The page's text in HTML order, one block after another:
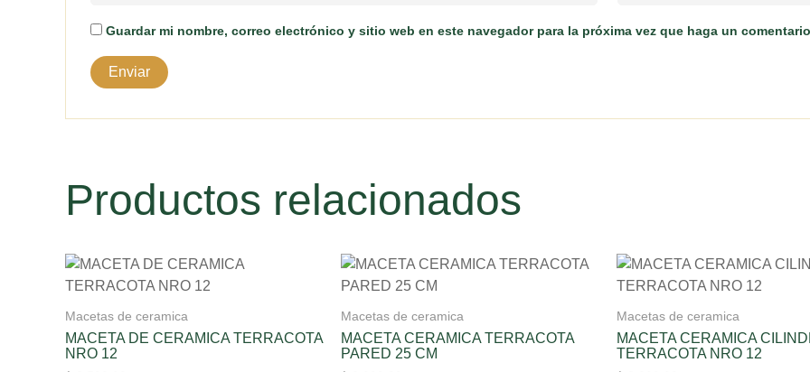
Guardar mi nombre, correo electrónico y sitio web en este navegador para la próxima vez que haga un
Productos relacionados
Macetas de ceramica
MACETA DE CERAMICA TERRACOTA
NRO 12
Macetas de ceramica
MACETA CERAMICA TERRACOTA
PARED 25 CM
Macetas de ceramica
MACETA CERAMICA
TERRACOTA NRO 12